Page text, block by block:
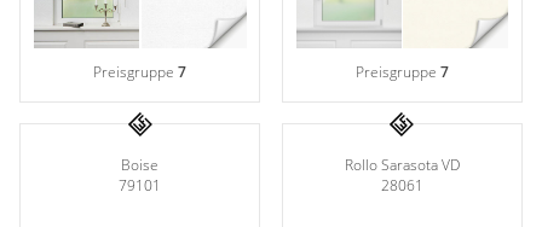
Preisgruppe7 Preisgruppe 7
Boise
79101
Rollo Sarasota VD
28061